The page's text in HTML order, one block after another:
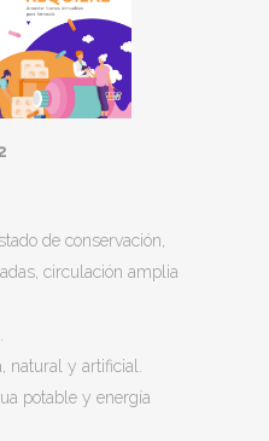
de conservación,
circulación amplia
natural y artificial.
potable y energía